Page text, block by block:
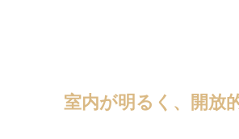
室内が明るく、開放